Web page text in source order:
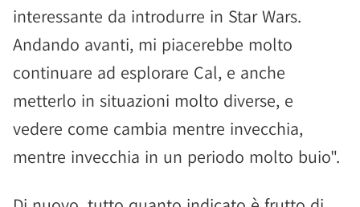
interessante da introdurre in Star Wars.
Andando avanti, mi piacerebbe molto
continuare ad esplorare Cal, e anche
metterlo in situazioni molto diverse, e
vedere come cambia mentre invecchia,
mentre invecchia in un periodo molto buio".